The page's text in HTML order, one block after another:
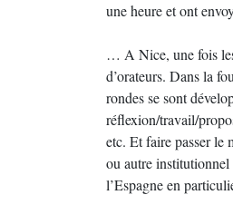
une heure et ont
… A Nice, une fois les
d’orateurs. Dans la
rondes se sont
réflexion/travail/
etc. Et faire passer le
ou autre institutionnel
l’Espagne en